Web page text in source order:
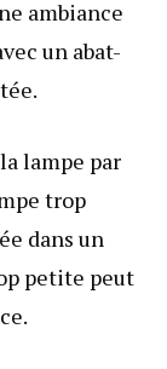
ambiance
un abat-
lampe par
trop
dans un
petite peut